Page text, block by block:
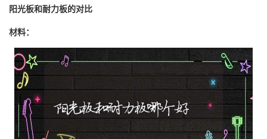
阳光板和耐力板的对比
材料：